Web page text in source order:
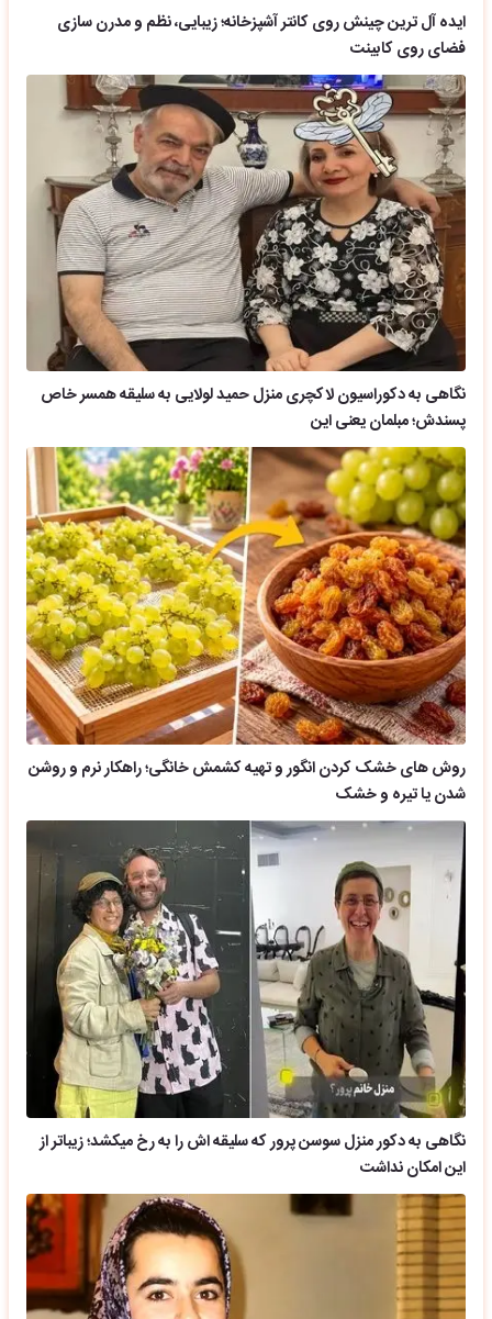
ایده آل ترین چینش روی کانتر آشپزخانه؛ زیبایی، نظم و مدرن سازی
فضای روی کابینت
نگاهی به دکوراسیون لاکچری منزل حمید لولایی به سلیقه همسر خاص
پسندش؛ مبلمان یعنی این
روش های خشک کردن انگور و تهیه کشمش خانگی؛ راهکار نرم و روشن
شدن یا تیره و خشک
نگاهی به دکور منزل سوسن پرور که سلیقه اش را به رخ میکشد؛ زیباتر از
این امکان نداشت